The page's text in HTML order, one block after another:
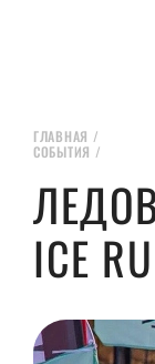
ГЛАВНАЯ /
СОБЫТИЯ /
ICE